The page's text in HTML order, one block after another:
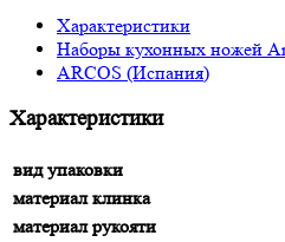
Характеристики
Наборы кухонных ножей
ARCOS (Испания)
Характеристики
вид упаковки
материал клинка
материал рукояти